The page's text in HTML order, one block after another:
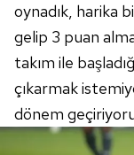
oynadık, harika
gelip 3 puan
takım ile
çıkarmak
dönem